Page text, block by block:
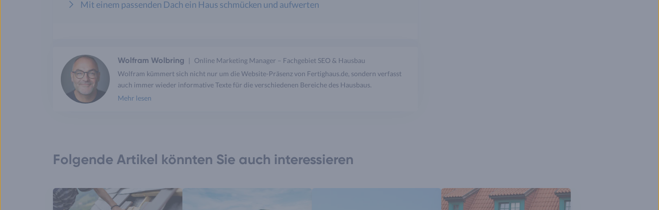
Mit einem passenden Dach ein Haus schmücken und aufwerten
Wolfram Wolbring
Online Marketing Manager – Fachgebiet SEO & Hausbau
Wolfram kümmert sich nicht nur um die Website-Präsenz von Fertighaus.de, sondern verfasst
auch immer wieder informative Texte für die verschiedenen Bereiche des Hausbaus.
Mehr lesen
Folgende Artikel könnten Sie auch interessieren